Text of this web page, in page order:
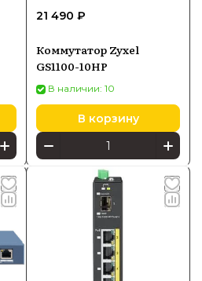
21 490 ₽
Коммутатор Zyxel
GS1100-10HP
В наличии: 10
В корзину